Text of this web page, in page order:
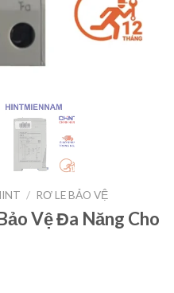
/ RƠ LE BẢO VỆ
Vệ Đa Năng Cho